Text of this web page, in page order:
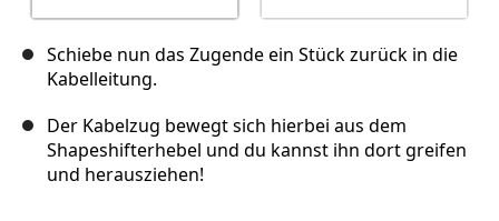
Schiebe nun das Zugende ein Stück zurück in die
Kabelleitung.
Der Kabelzug bewegt sich hierbei aus dem
Shapeshifterhebel und du kannst ihn dort greifen
und herausziehen!